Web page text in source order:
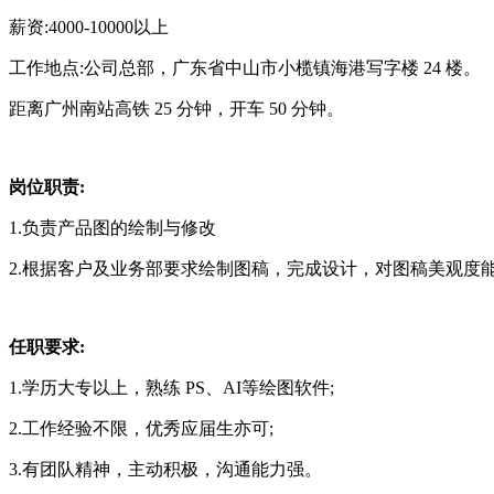
薪资:4000-10000以上
工作地点:公司总部，广东省中山市小榄镇海港写字楼 24 楼。
距离广州南站高铁 25 分钟，开车 50 分钟。
岗位职责:
1.负责产品图的绘制与修改
2.根据客户及业务部要求绘制图稿，完成设计，对图稿美观度
任职要求:
1.学历大专以上，熟练 PS、AI等绘图软件;
2.工作经验不限，优秀应届生亦可;
3.有团队精神，主动积极，沟通能力强。